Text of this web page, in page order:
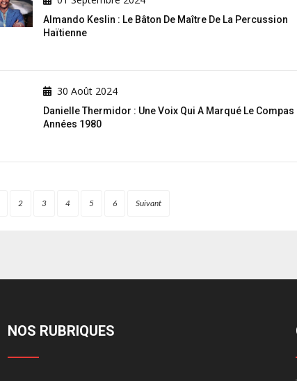
Almando Keslin : Le Bâton De Maître De La Percussion
Haïtienne
30 Août 2024
Danielle Thermidor : Une Voix Qui A Marqué Le Compas
Années 1980
2 3 4 5 6 Suivant
NOS RUBRIQUES